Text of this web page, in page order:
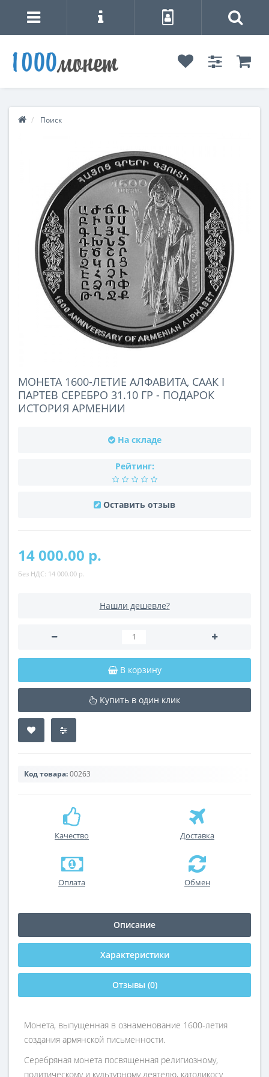
Поиск
МОНЕТА 1600-ЛЕТИЕ АЛФАВИТА, СААК I
ПАРТЕВ СЕРЕБРО 31.10 ГР - ПОДАРОК
ИСТОРИЯ АРМЕНИИ
На складе
Рейтинг:
Оставить отзыв
14 000.00 р.
Без НДС: 14 000.00 р.
Нашли дешевле?
В корзину
Купить в один клик
Код товара:00263
Качество Доставка
Оплата Обмен
Описание
Характеристики
Отзывы (0)
Монета, выпущенная в ознаменование 1600-летия
создания армянской письменности.
Серебряная монета посвященная религиозному,
политическому и культурному деятелю, католикосу